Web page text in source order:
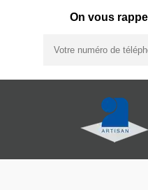
On vous